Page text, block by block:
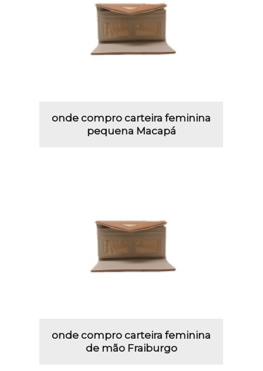
onde compro carteira feminina
pequena Macapá
onde compro carteira feminina
de mão Fraiburgo